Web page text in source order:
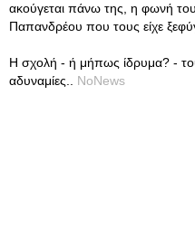
ακούγεται πάνω της, η φωνή του
Παπανδρέου που τους είχε
Η σχολή - ή μήπως ίδρυμα? -
αδυναμίες.. NoNews